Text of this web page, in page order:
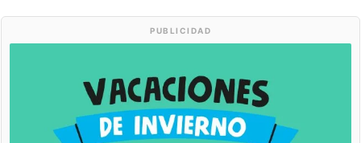
PUBLICIDAD